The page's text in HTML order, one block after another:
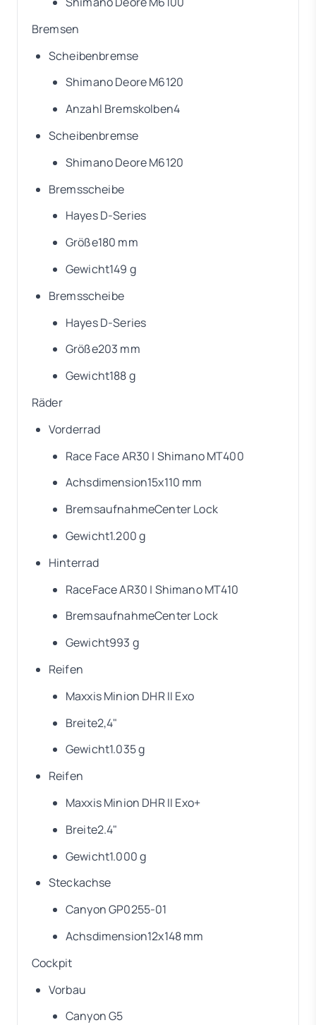
Bremsen
Scheibenbremse
Shimano Deore M6120
Anzahl Bremskolben4
Scheibenbremse
Shimano Deore M6120
Bremsscheibe
Hayes D-Series
Größe180 mm
Gewicht149 g
Bremsscheibe
Hayes D-Series
Größe203 mm
Gewicht188 g
Räder
Vorderrad
Race Face AR30 | Shimano MT400
Achsdimension15x110 mm
BremsaufnahmeCenter Lock
Gewicht1.200 g
Hinterrad
RaceFace AR30 | Shimano MT410
BremsaufnahmeCenter Lock
Gewicht993 g
Reifen
Maxxis Minion DHR II Exo
Breite2,4"
Gewicht1.035 g
Reifen
Maxxis Minion DHR II Exo+
Breite2.4"
Gewicht1.000 g
Steckachse
Canyon GP0255-01
Achsdimension12x148 mm
Cockpit
Vorbau
Canyon G5